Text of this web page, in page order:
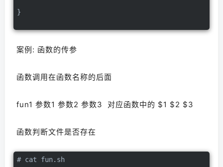
}
案例: 函数的传参
函数调用在函数名称的后面
fun1 参数1 参数2 参数3  对应函数中的 $1 $2 $3
函数判断文件是否存在
# cat fun.sh